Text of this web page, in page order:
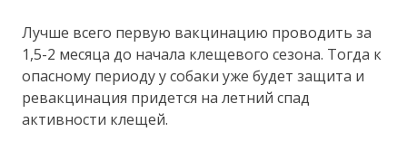
Лучше всего первую вакцинацию проводить за
1,5-2 месяца до начала клещевого сезона. Тогда к
опасному периоду у собаки уже будет защита и
ревакцинация придется на летний спад
активности клещей.